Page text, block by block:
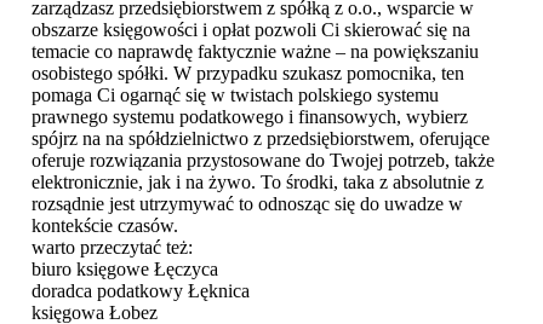
zarządzasz przedsiębiorstwem z spółką z o.o., wsparcie w
obszarze księgowości i opłat pozwoli Ci skierować się na
temacie co naprawdę faktycznie ważne – na powiększaniu
osobistego spółki. W przypadku szukasz pomocnika, ten
pomaga Ci ogarnąć się w twistach polskiego systemu
prawnego systemu podatkowego i finansowych, wybierz
spójrz na na spółdzielnictwo z przedsiębiorstwem, oferujące
oferuje rozwiązania przystosowane do Twojej potrzeb, także
elektronicznie, jak i na żywo. To środki, taka z absolutnie z
rozsądnie jest utrzymywać to odnosząc się do uwadze w
kontekście czasów.
warto przeczytać też:
biuro księgowe Łęczyca
doradca podatkowy Łęknica
księgowa Łobez